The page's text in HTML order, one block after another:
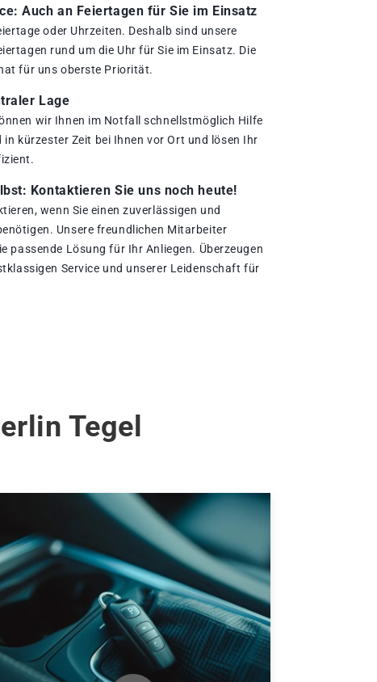
Auch an Feiertagen für Sie im Einsatz
oder Uhrzeiten. Deshalb sind unsere
rund um die Uhr für Sie im Einsatz. Die
für uns oberste Priorität.
Lage
wir Ihnen im Notfall schnellstmöglich Hilfe
in kürzester Zeit bei Ihnen vor Ort und lösen Ihr
Kontaktieren Sie uns noch heute!
wenn Sie einen zuverlässigen und
Unsere freundlichen Mitarbeiter
passende Lösung für Ihr Anliegen. Überzeugen
Service und unserer Leidenschaft für
Tegel